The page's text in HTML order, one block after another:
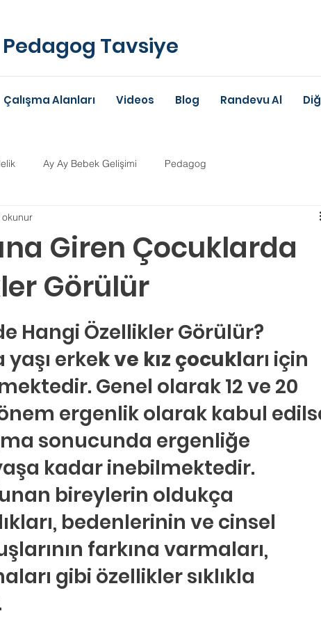
Pedagog Tavsiye
Çalışma Alanları Videos Blog Randevu Al
Ay Ay Bebek Gelişimi Pedagog
Aile Danışmanlığı
Tercih Danışmanı Öğrenci Koçluğu
Giren Çocuklarda
Görülür
Hangi Özellikler Görülür?
erkek ve kız çocukları için
Genel olarak 12 ve 20
ergenlik olarak kabul
sonucunda ergenliğe
kadar inebilmektedir.
bireylerin oldukça
bedenlerinin ve cinsel
farkına varmaları,
gibi özellikler sıklıkla